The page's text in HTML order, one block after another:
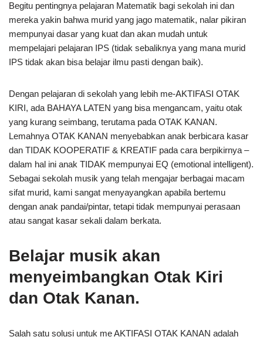
Begitu pentingnya pelajaran Matematik bagi sekolah ini dan
mereka yakin bahwa murid yang jago matematik, nalar pikiran
mempunyai dasar yang kuat dan akan mudah untuk
mempelajari pelajaran IPS (tidak sebaliknya yang mana murid
IPS tidak akan bisa belajar ilmu pasti dengan baik).
Dengan pelajaran di sekolah yang lebih me-AKTIFASI OTAK
KIRI, ada BAHAYA LATEN yang bisa mengancam, yaitu otak
yang kurang seimbang, terutama pada OTAK KANAN.
Lemahnya OTAK KANAN menyebabkan anak berbicara kasar
dan TIDAK KOOPERATIF & KREATIF pada cara berpikirnya –
dalam hal ini anak TIDAK mempunyai EQ (emotional intelligent).
Sebagai sekolah musik yang telah mengajar berbagai macam
sifat murid, kami sangat menyayangkan apabila bertemu
dengan anak pandai/pintar, tetapi tidak mempunyai perasaan
atau sangat kasar sekali dalam berkata.
Belajar musik akan
menyeimbangkan Otak Kiri
dan Otak Kanan.
Salah satu solusi untuk me AKTIFASI OTAK KANAN adalah